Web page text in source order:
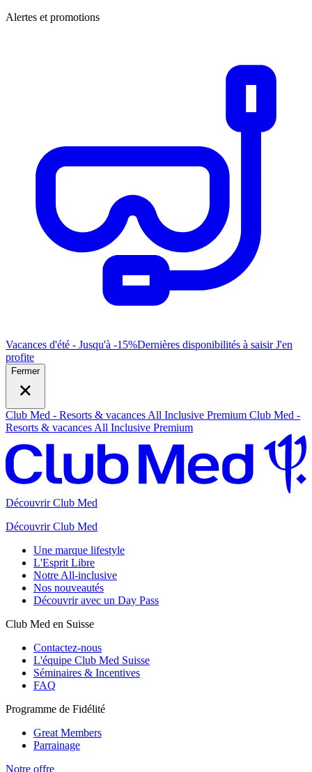
Alertes et promotions
Vacances d'été - Jusqu'à -15%Dernières disponibilités à saisirJ'en
profite
Fermer
Club Med - Resorts & vacances All Inclusive Premium Club Med -
Resorts & vacances All Inclusive Premium
Découvrir Club Med
Découvrir Club Med
Une marque lifestyle
L'Esprit Libre
Notre All-inclusive
Nos nouveautés
Découvrir avec un Day Pass
Club Med en Suisse
Contactez-nous
L'équipe Club Med Suisse
Séminaires & Incentives
FAQ
Programme de Fidélité
Great Members
Parrainage
Notre offre